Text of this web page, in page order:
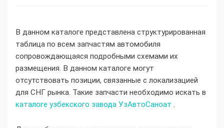
В данном каталоге представлена структурированная
таблица по всем запчастям автомобиля
сопровождающаяся подробными схемами их
размещения. В данном каталоге могут
отсутствовать позиции, связанные с локализацией
для СНГ рынка. Такие запчасти необходимо искать в
каталоге узбекского завода УзАвтоСаноат .